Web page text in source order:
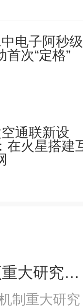
不超过200万元/项，基金委发布一项重大研究计划项目指南
制重大研究